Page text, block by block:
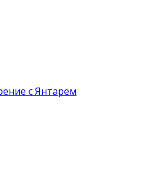
с Янтарем